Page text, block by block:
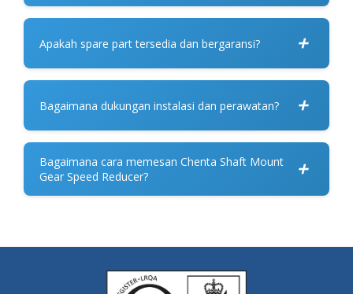
Apakah spare part tersedia dan bergaransi? +
Bagaimana dukungan instalasi dan perawatan? +
Bagaimana cara memesan Chenta Shaft Mount
Gear Speed Reducer?
+